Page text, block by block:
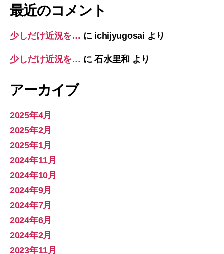
最近のコメント
少しだけ近況を… に ichijyugosai より
少しだけ近況を… に石水里和 より
アーカイブ
2025年4月
2025年2月
2025年1月
2024年11月
2024年10月
2024年9月
2024年7月
2024年6月
2024年2月
2023年11月